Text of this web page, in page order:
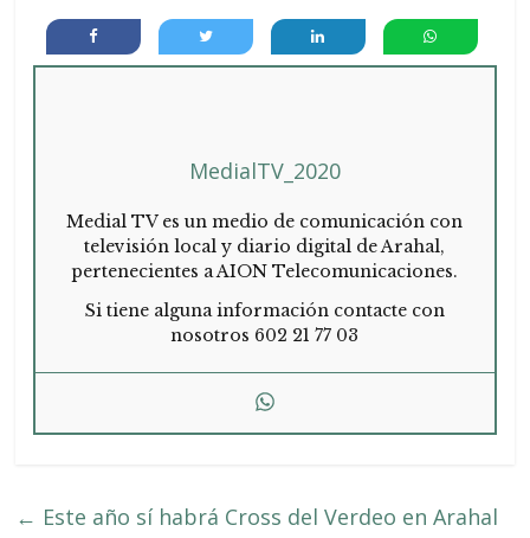
MedialTV_2020
Medial TV es un medio de comunicación con
televisión local y diario digital de Arahal,
pertenecientes a AION Telecomunicaciones.
Si tiene alguna información contacte con
nosotros 602 21 77 03
← Este año sí habrá Cross del Verdeo en Arahal